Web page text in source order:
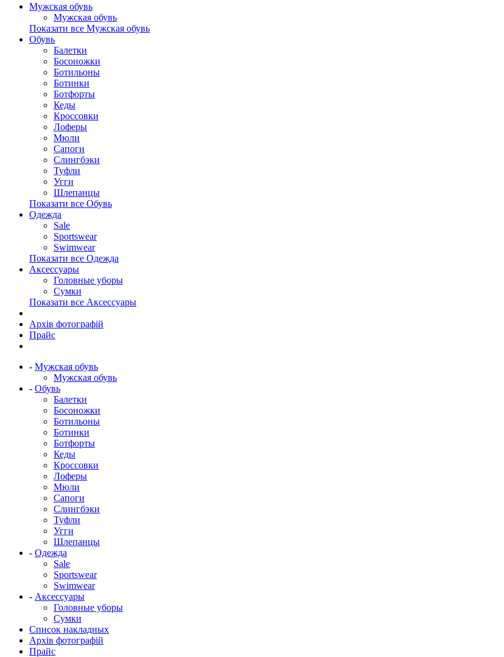
Мужская обувь
Мужская обувь
Показати все Мужская обувь
Обувь
Балетки
Босоножки
Ботильоны
Ботинки
Ботфорты
Кеды
Кроссовки
Лоферы
Мюли
Сапоги
Слингбэки
Туфли
Угги
Шлепанцы
Показати все Обувь
Одежда
Sale
Sportswear
Swimwear
Показати все Одежда
Аксессуары
Головные уборы
Сумки
Показати все Аксессуары
Архів фотографій
Прайс
- Мужская обувь
Мужская обувь
- Обувь
Балетки
Босоножки
Ботильоны
Ботинки
Ботфорты
Кеды
Кроссовки
Лоферы
Мюли
Сапоги
Слингбэки
Туфли
Угги
Шлепанцы
- Одежда
Sale
Sportswear
Swimwear
- Аксессуары
Головные уборы
Сумки
Список накладных
Архів фотографій
Прайс